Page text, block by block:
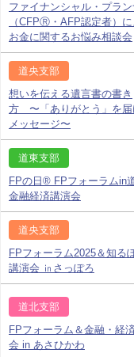
ファイナンシャル・プラン
（CFPⓇ・AFP認定者）に
お金に関するお悩み相談会
道央支部
想いを伝える遺言書の書き
方 〜「ありがとう」を届
メッセージ〜
道東支部
FPの日® FPフォーラムin
金融経済講演会
道央支部
FPフォーラム2025＆知る
講演会 ㏌さっぽろ
道北支部
FPフォーラム＆金融・経
会 in あさひかわ